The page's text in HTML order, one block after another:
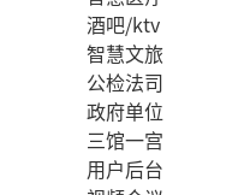
酒吧/ktv
智慧文旅
公检法司
政府单位
三馆一宫
用户后台